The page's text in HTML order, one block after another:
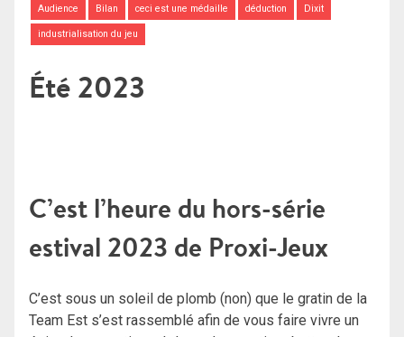
Audience Bilan ceci est une médaille déduction Dixit
industrialisation du jeu
Été 2023
C’est l’heure du hors-série
estival 2023 de Proxi-Jeux
C’est sous un soleil de plomb (non) que le gratin de la
Team Est s’est rassemblé afin de vous faire vivre un